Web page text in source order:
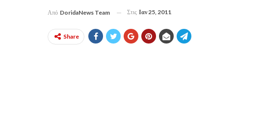
Από DoridaNews Team Στις Ιαν 25, 2011
Share